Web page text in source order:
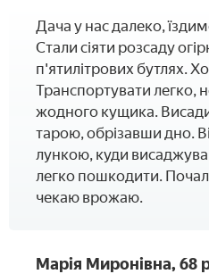
Дача у нас далеко,
Стали сіяти розсаду
п'ятилітрових бутлях.
Транспортувати легко,
жодного кущика.
тарою, обрізавши дно.
лункою, куди
легко пошкодити.
чекаю врожаю.
Марія Миронівна, 68